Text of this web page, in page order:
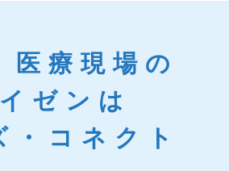
医療現場の
ゼンは
・コネクト